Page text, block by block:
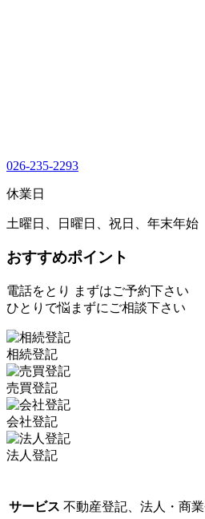
026-235-2293
休業日
土曜日、日曜日、祝日、年末年始
おすすめポイント
電話をとり まずはご予約下さい
ひとりで悩まずにご相談下さい
相続登記
売買登記
会社登記
法人登記
サービス 不動産登記、法人・商